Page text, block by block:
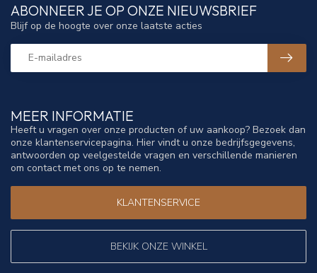
MEER INFORMATIE
Heeft u vragen over onze producten of uw aankoop? Bezoek dan
onze klantenservicepagina. Hier vindt u onze bedrijfsgegevens,
antwoorden op veelgestelde vragen en verschillende manieren
om contact met ons op te nemen.
KLANTENSERVICE
BEKIJK ONZE WINKEL
ABONNEER JE OP ONZE NIEUWSBRIEF
Blijf op de hoogte over onze laatste acties